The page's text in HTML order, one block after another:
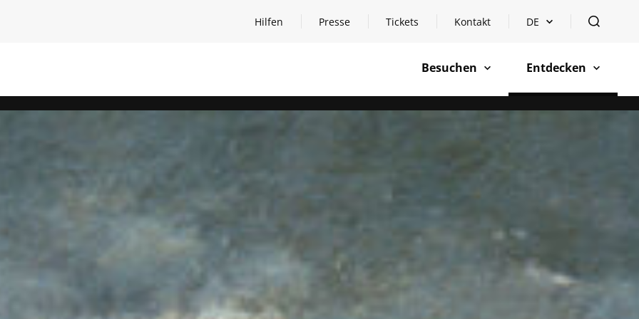
Hilfen
Hilfen öffnen Presse Tickets Kontakt Sprachauswahl öffnen
DE öffnen
Besuchen
öffnen Entdecken
öffnen